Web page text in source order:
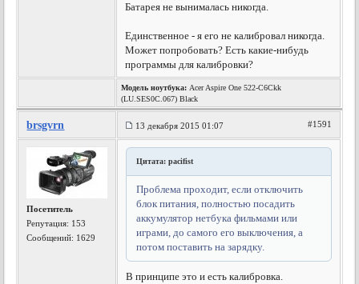
Батарея не вынималась никогда.
Единственное - я его не калибровал никогда.
Может попробовать? Есть какие-нибудь
программы для калибровки?
Модель ноутбука: Acer Aspire One 522-C6Ckk
(LU.SES0C.067) Black
brsgvrn 13 декабря 2015 01:07 #1591
Посетитель
Репутация: 153
Сообщений: 1629
Цитата: pacifist
Проблема проходит, если отключить
блок питания, полностью посадить
аккумулятор нетбука фильмами или
играми, до самого его выключения, а
потом поставить на зарядку.
В принципе это и есть калибровка.